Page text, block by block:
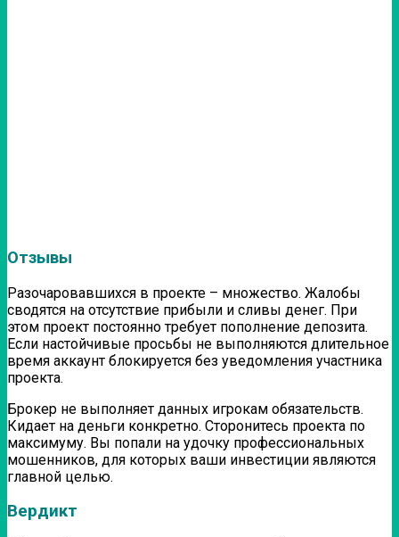
Отзывы
Разочаровавшихся в проекте – множество. Жалобы
сводятся на отсутствие прибыли и сливы денег. При
этом проект постоянно требует пополнение депозита.
Если настойчивые просьбы не выполняются длительное
время аккаунт блокируется без уведомления участника
проекта.
Брокер не выполняет данных игрокам обязательств.
Кидает на деньги конкретно. Сторонитесь проекта по
максимуму. Вы попали на удочку профессиональных
мошенников, для которых ваши инвестиции являются
главной целью.
Вердикт